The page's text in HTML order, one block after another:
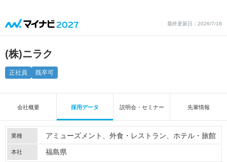
最終更新日：2026/7/18
(株)ニラク
正社員 既卒可
会社概要 採用データ 説明会・セミナー 先輩情報
業種 アミューズメント 外食・レストラン ホテル・旅館
本社 福島県